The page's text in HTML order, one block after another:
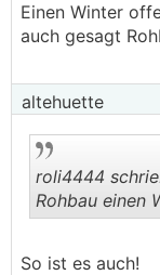
Einen Winter
auch gesagt
altehuette
roli4444
Rohbau einen
So ist es auch!